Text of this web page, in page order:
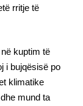
rritje të
kuptim të
i bujqësisë po
klimatike
mund ta